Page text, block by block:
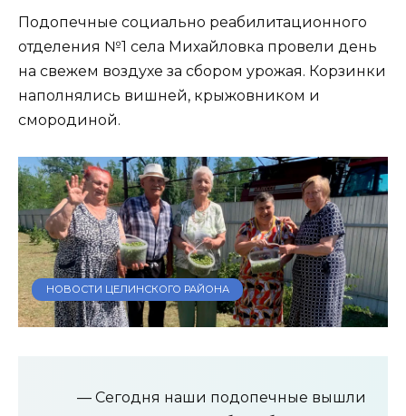
Подопечные социально реабилитационного
отделения №1 села Михайловка провели день
на свежем воздухе за сбором урожая. Корзинки
наполнялись вишней, крыжовником и
смородиной.
НОВОСТИ ЦЕЛИНСКОГО РАЙОНА
— Сегодня наши подопечные вышли